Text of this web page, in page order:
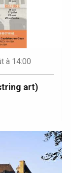
à 14:00
art)